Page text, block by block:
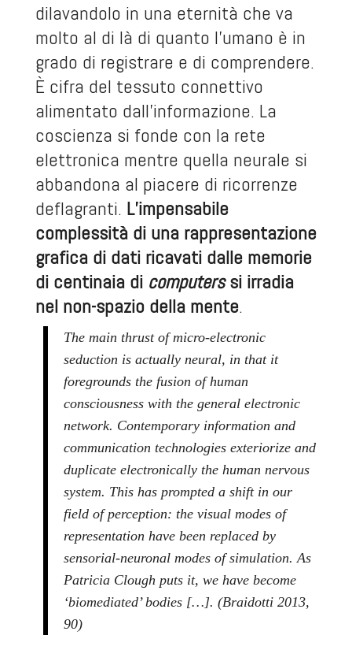
dilavandolo in una eternità che va
molto al di là di quanto l’umano è in
grado di registrare e di comprendere.
È cifra del tessuto connettivo
alimentato dall’informazione. La
coscienza si fonde con la rete
elettronica mentre quella neurale si
abbandona al piacere di ricorrenze
deflagranti. L’impensabile
complessità di una rappresentazione
grafica di dati ricavati dalle memorie
di centinaia di computerssi irradia
nel non-spazio della mente.
The main thrust of micro-electronic
seduction is actually neural, in that it
foregrounds the fusion of human
consciousness with the general electronic
network. Contemporary information and
communication technologies exteriorize and
duplicate electronically the human nervous
system. This has prompted a shift in our
field of perception: the visual modes of
representation have been replaced by
sensorial-neuronal modes of simulation. As
Patricia Clough puts it, we have become
‘biomediated’ bodies […]. (Braidotti 2013,
90)